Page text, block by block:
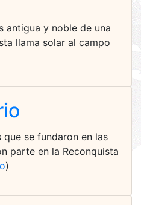
antigua y noble de una
llama solar al campo
que se fundaron en las
parte en la Reconquista
)